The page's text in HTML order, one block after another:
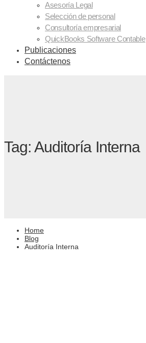
Asesoría Legal
Selección de personal
Consultoría empresarial
QuickBooks Software Contable
Publicaciones
Contáctenos
Tag: Auditoría Interna
Home
Blog
Auditoría Interna